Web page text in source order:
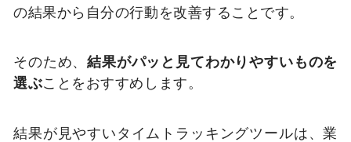
の結果から自分の行動を改善することです。
そのため、結果がパッと見てわかりやすいものを
選ぶことをおすすめします。
結果が見やすいタイムトラッキングツールは、業